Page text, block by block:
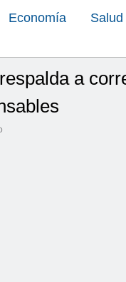
Economía Salud
a